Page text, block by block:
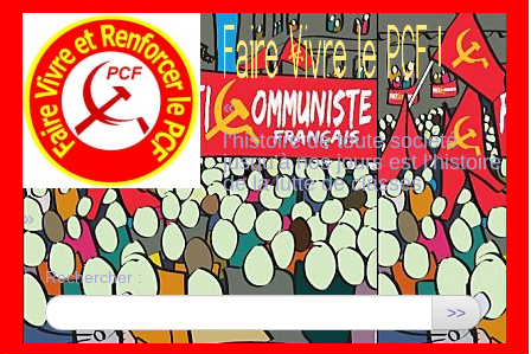
«
l’histoire de toute société
jusqu’à nos jours est l’histoire
de la lutte de classes
»
Rechercher :
>>